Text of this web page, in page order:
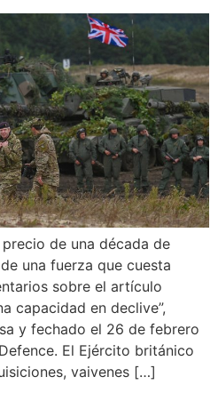
de una década de
una fuerza que cuesta
sobre el artículo
capacidad en declive”,
y fechado el 26 de febrero
El Ejército británico
vaivenes […]